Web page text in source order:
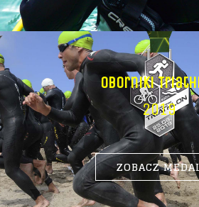
Oborniki
2019
ZOBACZ